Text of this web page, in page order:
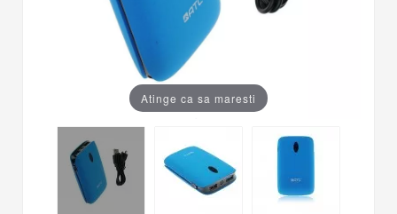
Atinge ca sa maresti